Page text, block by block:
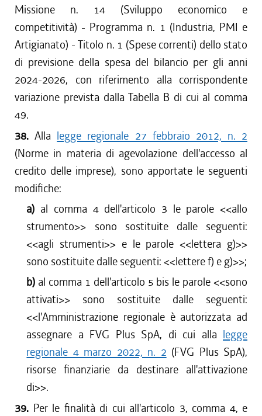
Missione n. 14 (Sviluppo economico e
competitività) - Programma n. 1 (Industria, PMI e
Artigianato) - Titolo n. 1 (Spese correnti) dello stato
di previsione della spesa del bilancio per gli anni
2024-2026, con riferimento alla corrispondente
variazione prevista dalla Tabella B di cui al comma
49.
38.Alla legge regionale 27 febbraio 2012, n. 2
(Norme in materia di agevolazione dell'accesso al
credito delle imprese), sono apportate le seguenti
modifiche:
a) al comma 4 dell'articolo 3 le parole <<allo
strumento>> sono sostituite dalle seguenti:
<<agli strumenti>> e le parole <<lettera g)>>
sono sostituite dalle seguenti: <<lettere f) e g)>>;
b) al comma 1 dell'articolo 5 bis le parole <<sono
attivati>> sono sostituite dalle seguenti:
<<l'Amministrazione regionale è autorizzata ad
assegnare a FVG Plus SpA, di cui alla legge
regionale 4 marzo 2022, n. 2 (FVG Plus SpA),
risorse finanziarie da destinare all'attivazione
di>>.
39. Per le finalità di cui all'articolo 3, comma 4, e